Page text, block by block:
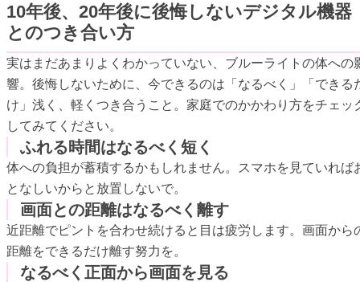
10年後、20年後に後悔しないデジタル機器
とのつき合い方
実はまだあまりよくわかっていない、ブルーライトの体への
響。後悔しないために、今できるのは「なるべく」「できる
け」浅く、軽くつき合うこと。家庭でのかかわり方をチェッ
してみてください。
ふれる時間はなるべく短く
体への負担が蓄積するかもしれません。スマホを見ていれば
となしいからと放置しないで。
画面との距離はなるべく離す
近距離でピントを合わせ続けると目は疲労します。画面から
距離をできるだけ離す努力を。
なるべく正面から画面を見る